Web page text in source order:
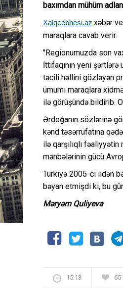
baxımdan mühüm
Xalqcebhesi.az xəbər
maraqlara cavab verir.
"Regionumuzda son
İttifaqının yeni
təcili həllini gözləyən
ümumi maraqlara
ilə görüşündə bildirib.
Ərdoğanın sözlərinə
kənd təsərrüfatına
ilə qarşılıqlı
mənbələrinin gücü
Türkiyə 2005-ci ildən
bəyan etmişdi ki, bu
Məryəm Quliyeva
15:13 651